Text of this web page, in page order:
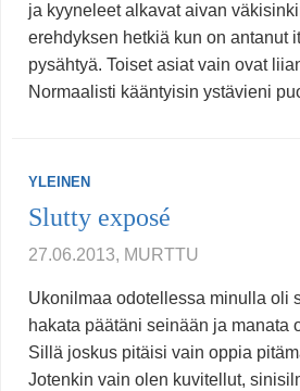
ja kyyneleet alkavat aivan
erehdyksen hetkiä kun on antanut
pysähtyä. Toiset asiat vain ovat
Normaalisti kääntyisin ystävieni
YLEINEN
Slutty exposé
27.06.2013, MURTTU
Ukonilmaa odotellessa minulla oli
hakata päätäni seinään ja manata
Sillä joskus pitäisi vain oppia
Jotenkin vain olen kuvitellut,